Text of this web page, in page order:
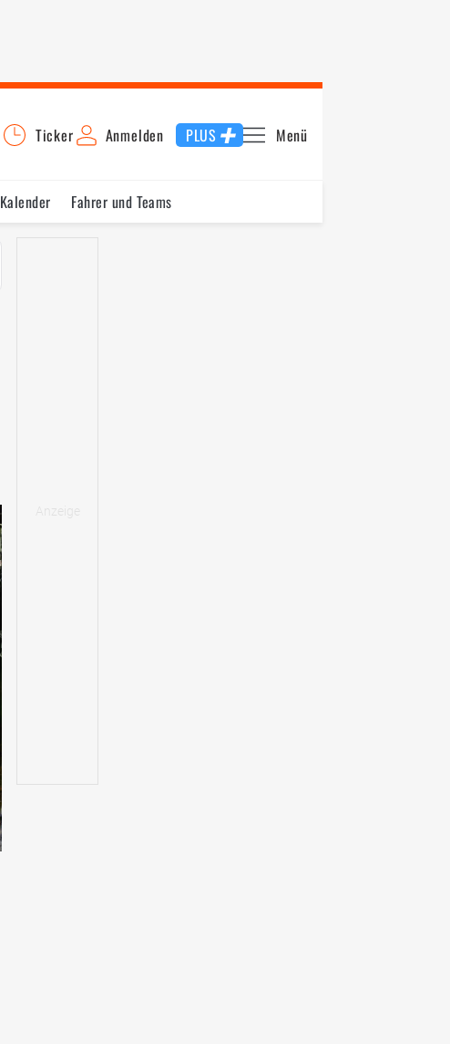
Ticker Anmelden PLUS Menü
Kalender Fahrer und Teams